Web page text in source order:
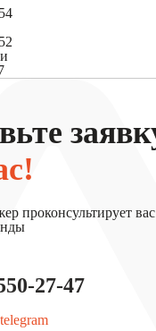
проконсультирует
27-47